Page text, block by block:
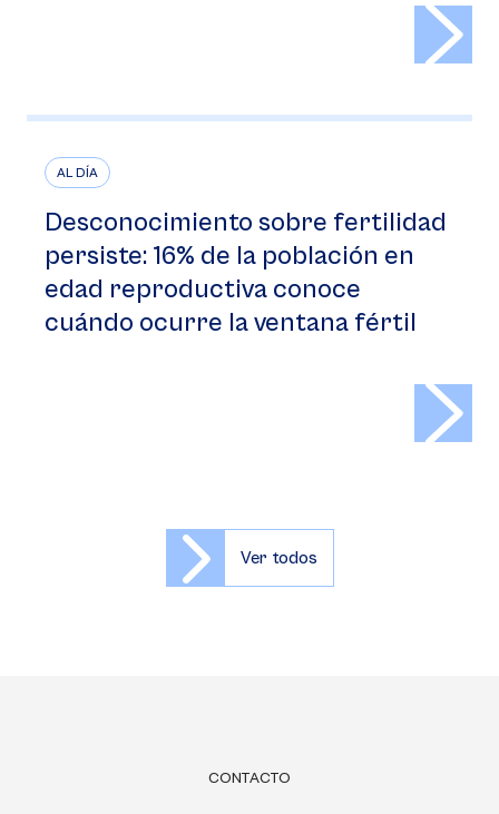
AL DÍA
Desconocimiento sobre fertilidad
persiste: 16% de la población en
edad reproductiva conoce
cuándo ocurre la ventana fértil
Ver todos
CONTACTO